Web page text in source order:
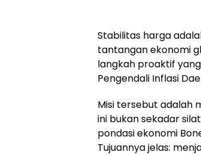
Stabilitas harga
tantangan ekonomi
langkah proaktif
Pengendali Inflasi
Misi tersebut adalah
ini bukan sekadar
pondasi ekonomi
Tujuannya jelas: